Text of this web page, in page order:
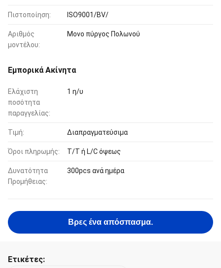
Πιστοποίηση: ISO9001/BV/
Αριθμός
μοντέλου:
Μονο πύργος Πολωνού
Εμπορικά Ακίνητα
Ελάχιστη
ποσότητα
παραγγελίας:
1 η/υ
Τιμή: Διαπραγματεύσιμα
Όροι πληρωμής: T/T ή L/C όψεως
Δυνατότητα
Προμήθειας:
300pcs ανά ημέρα
Βρες ένα απόσπασμα.
Ετικέτες: